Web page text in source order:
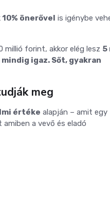
10% önerővel is igénybe
millió forint, akkor elég lesz 5
mindig igaz. Sőt, gyakran
meg
értéke alapján – amit egy
amiben a vevő és eladó